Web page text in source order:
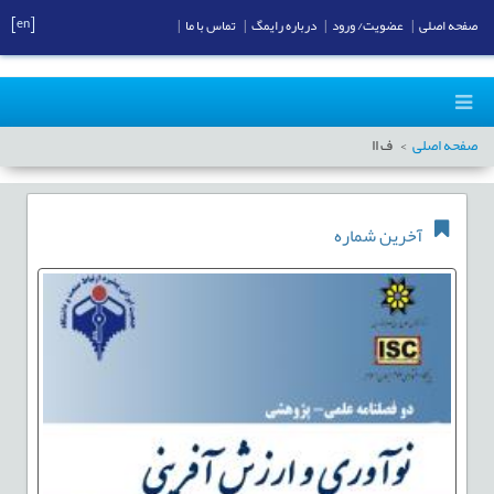
صفحه اصلی ف اا
آخرین شماره
صفحه اصلی عضویت/ ورود درباره رایمگ تماس با ما